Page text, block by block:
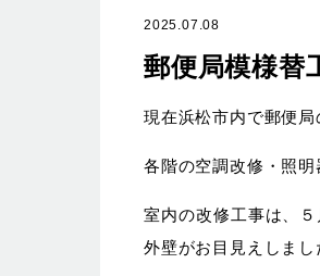
2025.07.08
郵便局模様替
現在浜松市内で郵便局
各階の空調改修・照明
室内の改修工事は、
外壁がお目見えしまし